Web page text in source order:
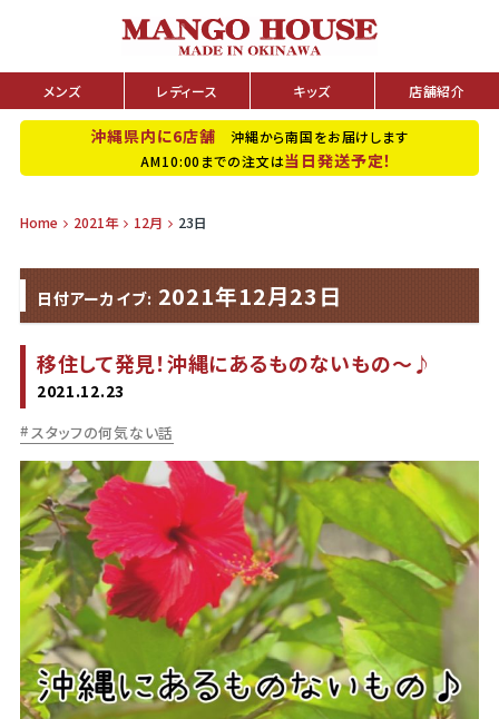
メンズ レディース キッズ 店舗紹介
沖縄県内に6店舗 沖縄から南国をお届けします
AM10:00までの注文は当日発送予定！
Home 2021年 12月 23日
日付アーカイブ: 2021年12月23日
移住して発見！沖縄にあるものないもの～♪
2021.12.23
スタッフの何気ない話